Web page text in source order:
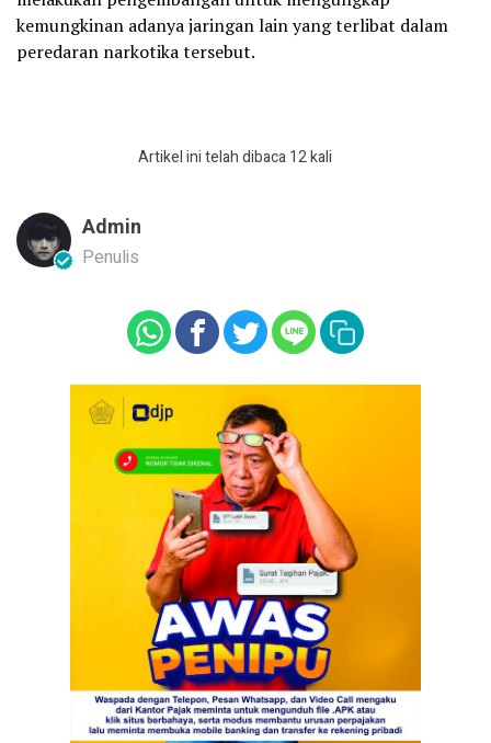
kemungkinan adanya jaringan lain yang terlibat dalam
peredaran narkotika tersebut.
Artikel ini telah dibaca 12 kali
Admin
Penulis